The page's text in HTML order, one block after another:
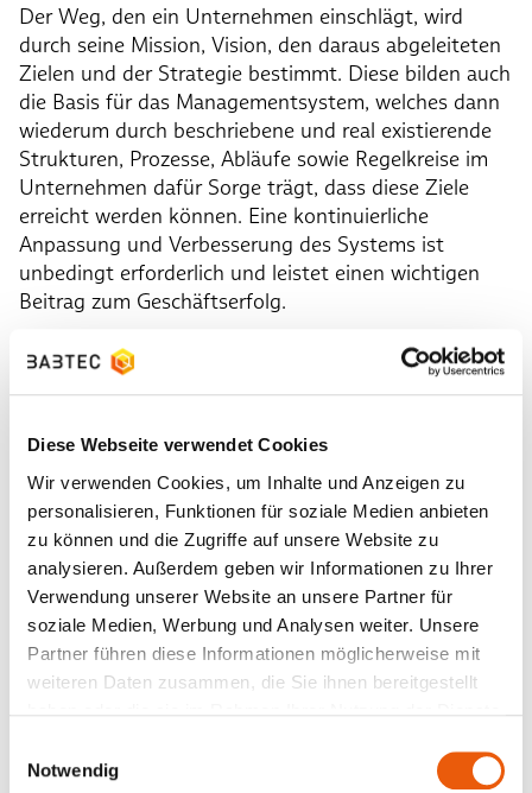
Diese Webseite verwendet Cookies
Wir verwenden Cookies, um Inhalte und Anzeigen zu
personalisieren, Funktionen für soziale Medien anbieten
zu können und die Zugriffe auf unsere Website zu
analysieren. Außerdem geben wir Informationen zu Ihrer
Verwendung unserer Website an unsere Partner für
soziale Medien, Werbung und Analysen weiter. Unsere
Partner führen diese Informationen möglicherweise mit
weiteren Daten zusammen, die Sie ihnen bereitgestellt
Notwendig
Der Weg, den ein Unternehmen einschlägt, wird
durch seine Mission, Vision, den daraus abgeleiteten
Zielen und der Strategie bestimmt. Diese bilden auch
die Basis für das Managementsystem, welches dann
wiederum durch beschriebene und real existierende
Strukturen, Prozesse, Abläufe sowie Regelkreise im
Unternehmen dafür Sorge trägt, dass diese Ziele
erreicht werden können. Eine kontinuierliche
Anpassung und Verbesserung des Systems ist
unbedingt erforderlich und leistet einen wichtigen
Beitrag zum Geschäftserfolg.
Wenn man über das Managementsystem eines
Unternehmens spricht, macht alleine der Singular des
Wortes klar, dass es sich um ein System im
Unternehmen handelt und auch handeln muss. Alles,
Erfolg unterstützt, was dazu beiträgt, dass es
wachsen kann – muss in einem gemeinsamen
System geschehen, welches unabhängig von
Personen, Rollen, Organisationsbereichen,
Fachbereichen etc. besteht. Das Unternehmen wird
als eine Einheit betrachtet, als ein Organismus. Im
Sprachgebrauch und in der Fachwelt reden wir von
Integrierten Managementsystemen – meinen damit